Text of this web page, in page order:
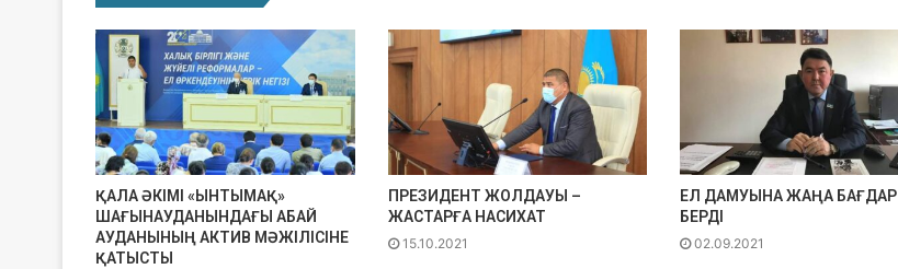
ҚАЛА ӘКІМІ «ЫНТЫМАҚ»
ШАҒЫНАУДАНЫНДАҒЫ АБАЙ
АУДАНЫНЫҢ АКТИВ МӘЖІЛІСІНЕ
ҚАТЫСТЫ
ПРЕЗИДЕНТ ЖОЛДАУЫ –
ЖАСТАРҒА НАСИХАТ
15.10.2021
ЕЛ ДАМУЫНА ЖАҢА БАҒДАР
БЕРДІ
02.09.2021